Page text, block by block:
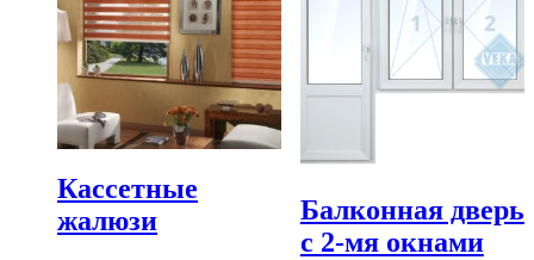
Кассетные
жалюзи
Балконная дверь
с 2-мя окнами